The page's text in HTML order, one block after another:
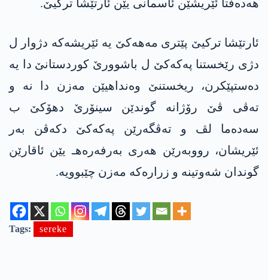
هه‌ده‌فتا ئێریشێن ئاسمانی یێن ئارتێشا تركیێ.
ئارتێشا تركیێ پێتری مه‌هه‌كێ یه‌ ئێریشه‌كه‌ دژوار ل
دژی رێخستنا په‌كه‌كێ ل باشوورێ كوردستانێ دا یه‌
ده‌ستپێكرن، ریخستنێ وه‌نداهیێن مه‌زن دا نه‌ و
ته‌ڤی ڤێ رۆژانه‌ گوندێن سینۆرێ دهۆكێ ب
سه‌ده‌ما لڤ و ته‌ڤگه‌رێن په‌كه‌كێ دكه‌ڤن به‌ر
ئێریشان، رووبه‌رێن هه‌ری به‌رفه‌ره‌هـ یێن ئاقارێن
گوندان شه‌وتینه‌ و زراره‌كه‌ مه‌زن چێبوویه‌.
Tags: sereke